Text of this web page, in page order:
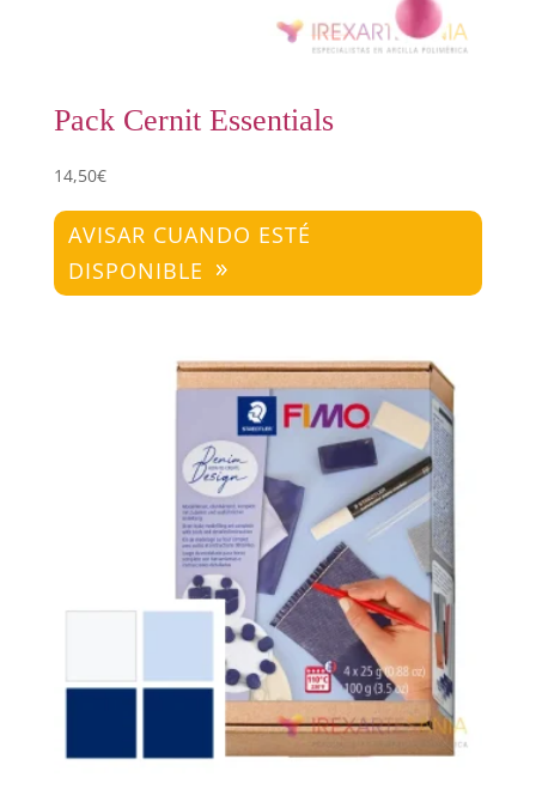
Pack Cernit Essentials
14,50€
AVISAR CUANDO ESTÉ
DISPONIBLE